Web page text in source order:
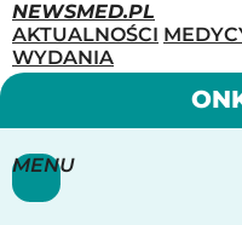
NEWSMED.PL
AKTUALNOŚCI
WYDANIA
MENU